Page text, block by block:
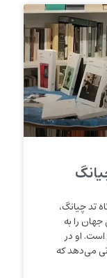
تد چیانگ،
را به
او در
می‌دهد که